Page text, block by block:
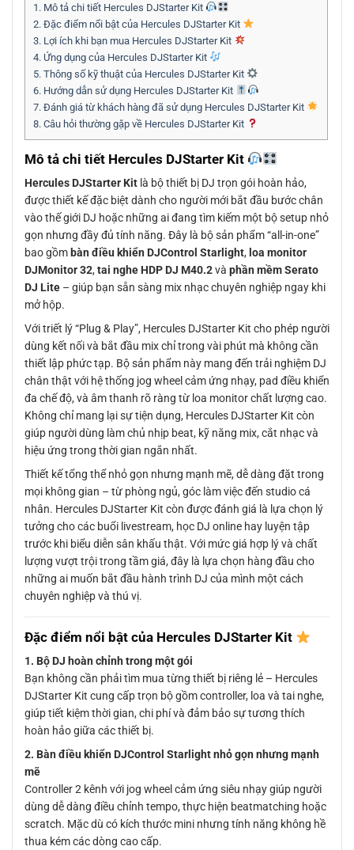
1. Mô tả chi tiết Hercules DJStarter Kit
2. Đặc điểm nổi bật của Hercules DJStarter Kit
3. Lợi ích khi bạn mua Hercules DJStarter Kit
4. Ứng dụng của Hercules DJStarter Kit
5. Thông số kỹ thuật của Hercules DJStarter Kit
6. Hướng dẫn sử dụng Hercules DJStarter Kit
7. Đánh giá từ khách hàng đã sử dụng Hercules DJStarter Kit
8. Câu hỏi thường gặp về Hercules DJStarter Kit
Mô tả chi tiết Hercules DJStarter Kit
Hercules DJStarter Kit là bộ thiết bị DJ trọn gói hoàn hảo,
được thiết kế đặc biệt dành cho người mới bắt đầu bước chân
vào thế giới DJ hoặc những ai đang tìm kiếm một bộ setup nhỏ
gọn nhưng đầy đủ tính năng. Đây là bộ sản phẩm “all-in-one”
bao gồm bàn điều khiển DJControl Starlight, loa monitor
DJMonitor 32, tai nghe HDP DJ M40.2và phần mềm Serato
DJ Lite – giúp bạn sẵn sàng mix nhạc chuyên nghiệp ngay khi
mở hộp.
Với triết lý “Plug & Play”, Hercules DJStarter Kit cho phép người
dùng kết nối và bắt đầu mix chỉ trong vài phút mà không cần
thiết lập phức tạp. Bộ sản phẩm này mang đến trải nghiệm DJ
chân thật với hệ thống jog wheel cảm ứng nhạy, pad điều khiển
đa chế độ, và âm thanh rõ ràng từ loa monitor chất lượng cao.
Không chỉ mang lại sự tiện dụng, Hercules DJStarter Kit còn
giúp người dùng làm chủ nhịp beat, kỹ năng mix, cắt nhạc và
hiệu ứng trong thời gian ngắn nhất.
Thiết kế tổng thể nhỏ gọn nhưng mạnh mẽ, dễ dàng đặt trong
mọi không gian – từ phòng ngủ, góc làm việc đến studio cá
nhân. Hercules DJStarter Kit còn được đánh giá là lựa chọn lý
tưởng cho các buổi livestream, học DJ online hay luyện tập
trước khi biểu diễn sân khấu thật. Với mức giá hợp lý và chất
lượng vượt trội trong tầm giá, đây là lựa chọn hàng đầu cho
những ai muốn bắt đầu hành trình DJ của mình một cách
chuyên nghiệp và thú vị.
Đặc điểm nổi bật của Hercules DJStarter Kit
1. Bộ DJ hoàn chỉnh trong một gói
Bạn không cần phải tìm mua từng thiết bị riêng lẻ – Hercules
DJStarter Kit cung cấp trọn bộ gồm controller, loa và tai nghe,
giúp tiết kiệm thời gian, chi phí và đảm bảo sự tương thích
hoàn hảo giữa các thiết bị.
2. Bàn điều khiển DJControl Starlight nhỏ gọn nhưng mạnh
mẽ
Controller 2 kênh với jog wheel cảm ứng siêu nhạy giúp người
dùng dễ dàng điều chỉnh tempo, thực hiện beatmatching hoặc
scratch. Mặc dù có kích thước mini nhưng tính năng không hề
thua kém các dòng cao cấp.